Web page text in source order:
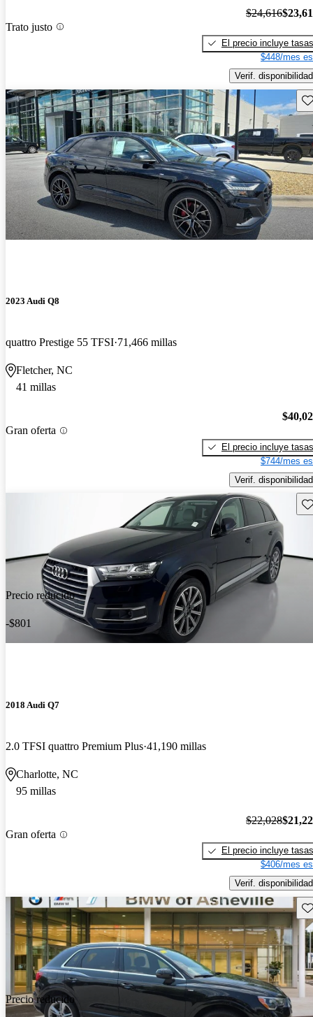
Trato justo
$24,616
El precio incluye tasas
$448/mes
Verif. disponibilidad
2023 Audi Q8
quattro Prestige 55 TFSI 71,466 millas
Fletcher, NC
41 millas
Gran oferta
El precio incluye tasas
$744/mes
Verif. disponibilidad
Precio reducido
-$801
2018 Audi Q7
2.0 TFSI quattro Premium Plus 41,190 millas
Charlotte, NC
95 millas
Gran oferta
$22,028
El precio incluye tasas
$406/mes
Verif. disponibilidad
Precio reducido